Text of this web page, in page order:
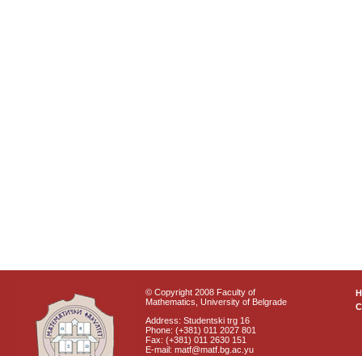
© Copyright 2008 Faculty of
Mathematics, University of Belgrade
Address: Studentski trg 16
Phone: (+381) 011 2027 801
Fax: (+381) 011 2630 151
E-mail: matf@matf.bg.ac.yu